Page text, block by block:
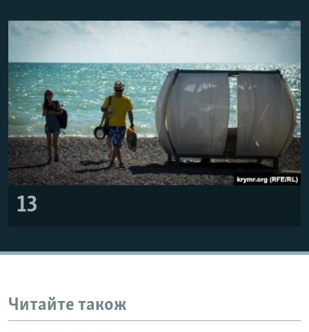
13
Читайте також